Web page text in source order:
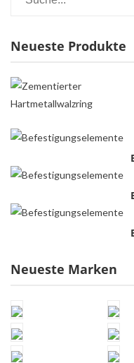
Neueste Produkte
Neueste Marken